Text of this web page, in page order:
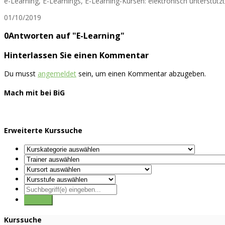
01/10/2019
0Antworten auf "E-Learning"
Hinterlassen Sie einen Kommentar
Du musst angemeldet sein, um einen Kommentar abzugeben.
Mach mit bei BiG
Erweiterte Kurssuche
Kurssuche